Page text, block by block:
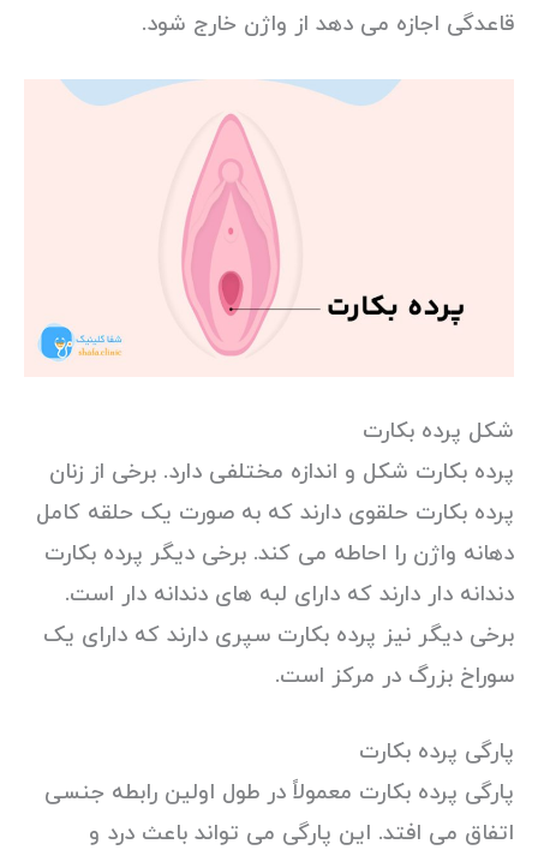
قاعدگی اجازه می دهد از واژن خارج شود.
شکل پرده بکارت
پرده بکارت شکل و اندازه مختلفی دارد. برخی از زنان
پرده بکارت حلقوی دارند که به صورت یک حلقه کامل
دهانه واژن را احاطه می کند. برخی دیگر پرده بکارت
دندانه دار دارند که دارای لبه های دندانه دار است.
برخی دیگر نیز پرده بکارت سپری دارند که دارای یک
سوراخ بزرگ در مرکز است.
پارگی پرده بکارت
پارگی پرده بکارت معمولاً در طول اولین رابطه جنسی
اتفاق می افتد. این پارگی می تواند باعث درد و